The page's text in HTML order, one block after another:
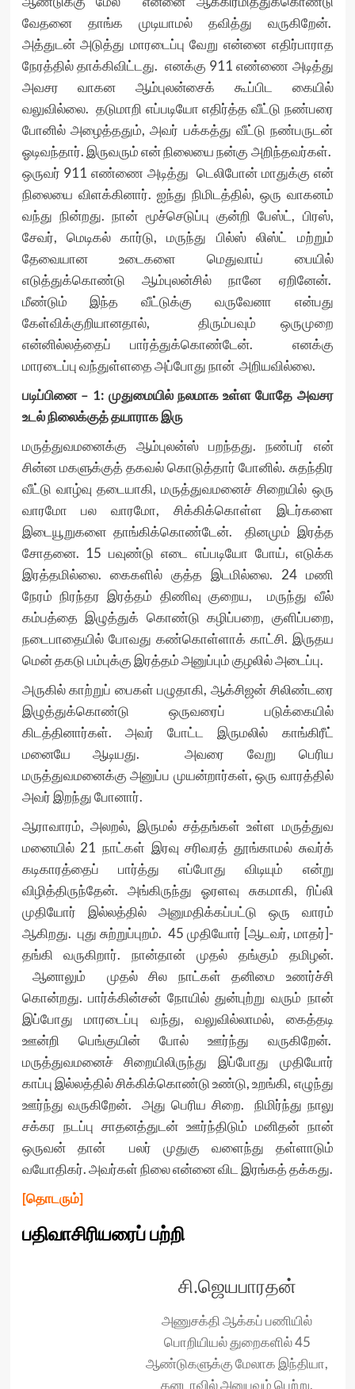
வேதனை தாங்க முடியாமல் தவித்து வருகிறேன்.
அத்துடன் அடுத்து மாரடைப்பு வேறு என்னை எதிர்பாராத
நேரத்தில் தாக்கிவிட்டது. எனக்கு 911 எண்ணை அடித்து
அவசர வாகன ஆம்புலன்சைக் கூப்பிட கையில்
வலுவில்லை. தடுமாறி எப்படியோ எதிர்த்த வீட்டு நண்பரை
போனில் அழைத்ததும், அவர் பக்கத்து வீட்டு நண்பருடன்
ஓடிவந்தார். இருவரும் என் நிலையை நன்கு அறிந்தவர்கள்.
ஒருவர் 911 எண்ணை அடித்து டெலிபோன் மாதுக்கு என்
நிலையை விளக்கினார். ஐந்து நிமிடத்தில், ஒரு வாகனம்
வந்து நின்றது. நான் மூச்செடுப்பு குன்றி பேஸ்ட், பிரஸ்,
சேவர், மெடிகல் கார்டு, மருந்து பில்ஸ் லிஸ்ட் மற்றும்
தேவையான உடைகளை மெதுவாய் பையில்
எடுத்துக்கொண்டு ஆம்புலன்சில் நானே ஏறினேன்.
மீண்டும் இந்த வீட்டுக்கு வருவேனா என்பது
கேள்விக்குறியானதால், திரும்பவும் ஒருமுறை
என்னில்லத்தைப் பார்த்துக்கொண்டேன். எனக்கு
மாரடைப்பு வந்துள்ளதை அப்போது நான் அறியவில்லை.
படிப்பினை – 1: முதுமையில் நலமாக உள்ள போதே அவசர
உடல் நிலைக்குத் தயாராக இரு
மருத்துவமனைக்கு ஆம்புலன்ஸ் பறந்தது. நண்பர் என்
சின்ன மகளுக்குத் தகவல் கொடுத்தார் போனில். சுதந்திர
வீட்டு வாழ்வு தடையாகி, மருத்துவமனைச் சிறையில் ஒரு
வாரமோ பல வாரமோ, சிக்கிக்கொள்ள இடர்களை
இடையூறுகளை தாங்கிக்கொண்டேன். தினமும் இரத்த
சோதனை. 15 பவுண்டு எடை எப்படியோ போய், எடுக்க
இரத்தமில்லை. கைகளில் குத்த இடமில்லை. 24 மணி
நேரம் நிரந்தர இரத்தம் திணிவு குறைய, மருந்து வீல்
கம்பத்தை இழுத்துக் கொண்டு கழிப்பறை, குளிப்பறை,
நடைபாதையில் போவது கண்கொள்ளாக் காட்சி. இருதய
மென் தகடு பம்புக்கு இரத்தம் அனுப்பும் குழலில் அடைப்பு.
அருகில் காற்றுப் பைகள் பழுதாகி, ஆக்சிஜன் சிலிண்டரை
இழுத்துக்கொண்டு ஒருவரைப் படுக்கையில்
கிடத்தினார்கள். அவர் போட்ட இருமலில் காங்கிரீட்
மனையே ஆடியது. அவரை வேறு பெரிய
மருத்துவமனைக்கு அனுப்ப முயன்றார்கள், ஒரு வாரத்தில்
அவர் இறந்து போனார்.
ஆராவாரம், அலறல், இருமல் சத்தங்கள் உள்ள மருத்துவ
மனையில் 21 நாட்கள் இரவு சரிவரத் தூங்காமல் சுவர்க்
கடிகாரத்தைப் பார்த்து எப்போது விடியும் என்று
விழித்திருந்தேன். அங்கிருந்து ஓரளவு சுகமாகி, ரிப்லி
முதியோர் இல்லத்தில் அனுமதிக்கப்பட்டு ஒரு வாரம்
ஆகிறது. புது சுற்றுப்புறம். 45 முதியோர் [ஆடவர், மாதர்]-
தங்கி வருகிறார். நான்தான் முதல் தங்கும் தமிழன்.
ஆனாலும் முதல் சில நாட்கள் தனிமை உணர்ச்சி
கொன்றது. பார்க்கின்சன் நோயில் துன்புற்று வரும் நான்
இப்போது மாரடைப்பு வந்து, வலுவில்லாமல், கைத்தடி
ஊன்றி பெங்குயின் போல் ஊர்ந்து வருகிறேன்.
மருத்துவமனைச் சிறையிலிருந்து இப்போது முதியோர்
காப்பு இல்லத்தில் சிக்கிக்கொண்டு உண்டு, உறங்கி, எழுந்து
ஊர்ந்து வருகிறேன். அது பெரிய சிறை. நிமிர்ந்து நாலு
சக்கர நடப்பு சாதனத்துடன் ஊர்ந்திடும் மனிதன் நான்
ஒருவன் தான் பலர் முதுகு வளைந்து தள்ளாடும்
வயோதிகர். அவர்கள் நிலை என்னை விட இரங்கத் தக்கது.
[தொடரும்]
பதிவாசிரியரைப் பற்றி
சி.ஜெயபாரதன்
அணுசக்தி ஆக்கப் பணியில்
பொறியியல் துறைகளில் 45
ஆண்டுகளுக்கு மேலாக இந்தியா,
கனடாவில் அனுபவம் பெற்று,